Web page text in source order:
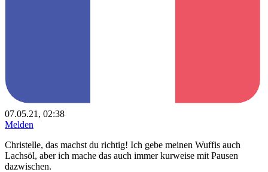
07.05.21, 02:38
Melden
Christelle, das machst du richtig! Ich gebe meinen Wuffis auch
Lachsöl, aber ich mache das auch immer kurweise mit Pausen
dazwischen.